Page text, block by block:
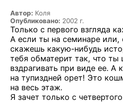
Автор: Коля
Опубликовано: 2002 г.
Только с первого взгляда
А если ты на семинаре
скажешь какую-нибудь
тебя обматерит так, что
вздрагивать при виде ее. А
на тупиздней орет! Это
на весь этаж.
Я зачет только с